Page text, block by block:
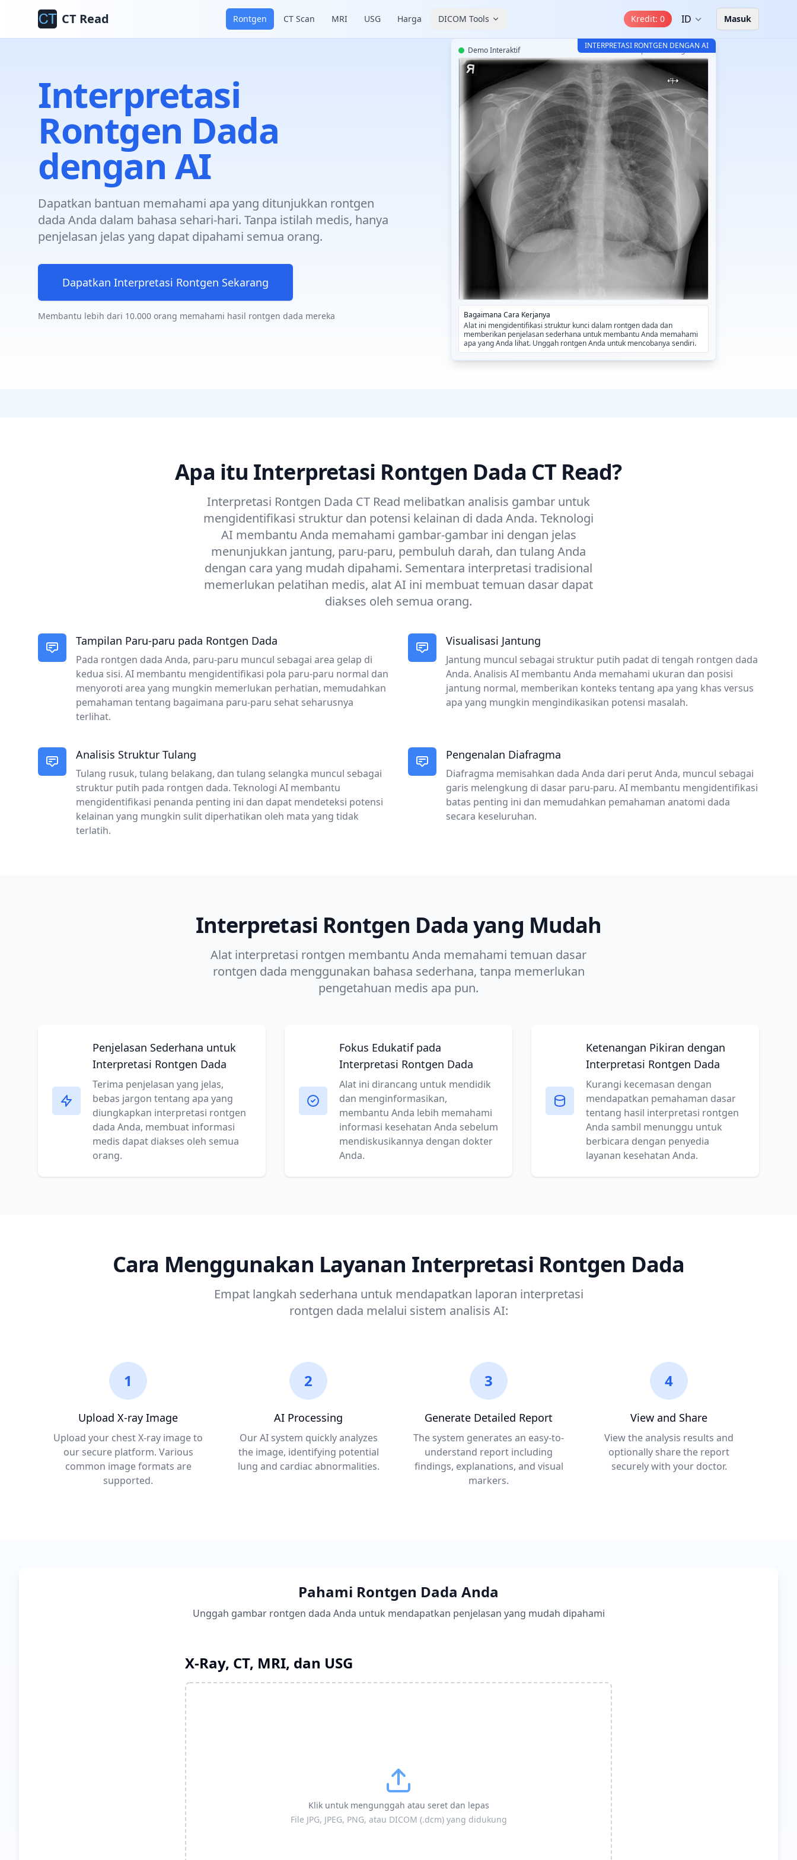
CT Read Rontgen CT Scan MRI USG Harga DICOM Tools Kredit: 0 ID Masuk
Interpretasi
Rontgen Dada
dengan AI
Dapatkan bantuan memahami apa yang ditunjukkan rontgen
dada Anda dalam bahasa sehari-hari. Tanpa istilah medis, hanya
penjelasan jelas yang dapat dipahami semua orang.
Dapatkan Interpretasi Rontgen Sekarang
Membantu lebih dari 10.000 orang memahami hasil rontgen dada mereka
INTERPRETASI RONTGEN DENGAN AI
Demo Interaktif CT-Read AI Interpretasi Rontgen v3.2
Bagaimana Cara Kerjanya
Alat ini mengidentifikasi struktur kunci dalam rontgen dada dan
memberikan penjelasan sederhana untuk membantu Anda memahami
apa yang Anda lihat. Unggah rontgen Anda untuk mencobanya sendiri.
Apa itu Interpretasi Rontgen Dada CT Read?
Interpretasi Rontgen Dada CT Read melibatkan analisis gambar untuk
mengidentifikasi struktur dan potensi kelainan di dada Anda. Teknologi
AI membantu Anda memahami gambar-gambar ini dengan jelas
menunjukkan jantung, paru-paru, pembuluh darah, dan tulang Anda
dengan cara yang mudah dipahami. Sementara interpretasi tradisional
memerlukan pelatihan medis, alat AI ini membuat temuan dasar dapat
diakses oleh semua orang.
Tampilan Paru-paru pada Rontgen Dada
Pada rontgen dada Anda, paru-paru muncul sebagai area gelap di
kedua sisi. AI membantu mengidentifikasi pola paru-paru normal dan
menyoroti area yang mungkin memerlukan perhatian, memudahkan
pemahaman tentang bagaimana paru-paru sehat seharusnya
terlihat.
Visualisasi Jantung
Jantung muncul sebagai struktur putih padat di tengah rontgen dada
Anda. Analisis AI membantu Anda memahami ukuran dan posisi
jantung normal, memberikan konteks tentang apa yang khas versus
apa yang mungkin mengindikasikan potensi masalah.
Analisis Struktur Tulang
Tulang rusuk, tulang belakang, dan tulang selangka muncul sebagai
struktur putih pada rontgen dada. Teknologi AI membantu
mengidentifikasi penanda penting ini dan dapat mendeteksi potensi
kelainan yang mungkin sulit diperhatikan oleh mata yang tidak
terlatih.
Pengenalan Diafragma
Diafragma memisahkan dada Anda dari perut Anda, muncul sebagai
garis melengkung di dasar paru-paru. AI membantu mengidentifikasi
batas penting ini dan memudahkan pemahaman anatomi dada
secara keseluruhan.
Interpretasi Rontgen Dada yang Mudah
Alat interpretasi rontgen membantu Anda memahami temuan dasar
rontgen dada menggunakan bahasa sederhana, tanpa memerlukan
pengetahuan medis apa pun.
Penjelasan Sederhana untuk
Interpretasi Rontgen Dada
Terima penjelasan yang jelas,
bebas jargon tentang apa yang
diungkapkan interpretasi rontgen
dada Anda, membuat informasi
medis dapat diakses oleh semua
orang.
Fokus Edukatif pada
Interpretasi Rontgen Dada
Alat ini dirancang untuk mendidik
dan menginformasikan,
membantu Anda lebih memahami
informasi kesehatan Anda sebelum
mendiskusikannya dengan dokter
Anda.
Ketenangan Pikiran dengan
Interpretasi Rontgen Dada
Kurangi kecemasan dengan
mendapatkan pemahaman dasar
tentang hasil interpretasi rontgen
Anda sambil menunggu untuk
berbicara dengan penyedia
layanan kesehatan Anda.
Cara Menggunakan Layanan Interpretasi Rontgen Dada
Empat langkah sederhana untuk mendapatkan laporan interpretasi
rontgen dada melalui sistem analisis AI:
1
Upload X-ray Image
Upload your chest X-ray image to
our secure platform. Various
common image formats are
supported.
2
AI Processing
Our AI system quickly analyzes
the image, identifying potential
lung and cardiac abnormalities.
3
Generate Detailed Report
The system generates an easy-to-
understand report including
findings, explanations, and visual
markers.
4
View and Share
View the analysis results and
optionally share the report
securely with your doctor.
Pahami Rontgen Dada Anda
Unggah gambar rontgen dada Anda untuk mendapatkan penjelasan yang mudah dipahami
X-Ray, CT, MRI, dan USG
Klik untuk mengunggah atau seret dan lepas
File JPG, JPEG, PNG, atau DICOM (.dcm) yang didukung